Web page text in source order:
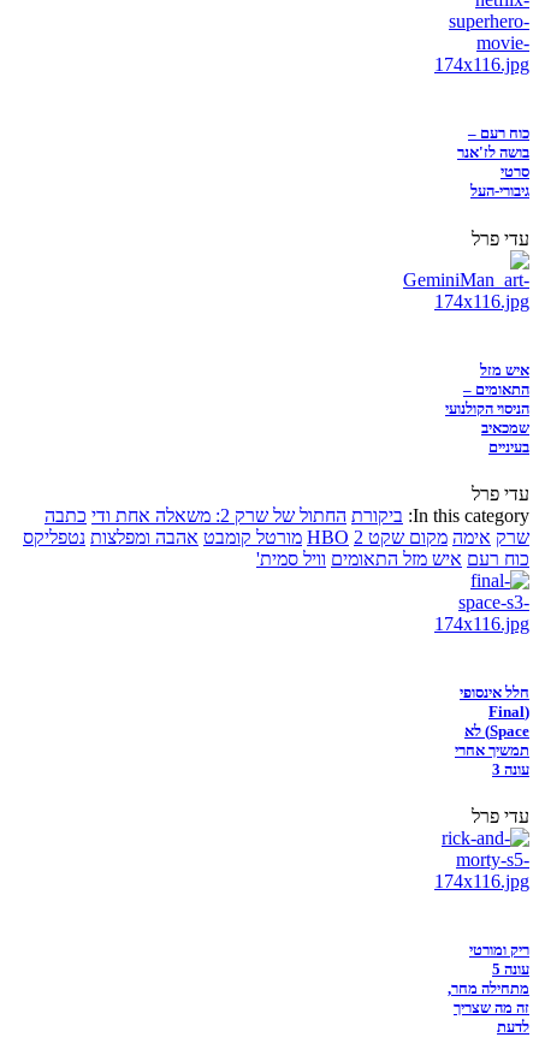
כוח רעם –
בושה לז'אנר
סרטי
גיבורי-העל
עדי פרל
איש מזל
התאומים –
הניסוי הקולנועי
שמכאיב
בעיניים
עדי פרל
In this category: ביקורת החתול של שרק 2: משאלה אחת ודי
כתבה
שרק אימה מקום שקט 2 HBO מורטל קומבט אהבה ומפלצות נטפליקס
כוח רעם איש מזל התאומים וויל סמית'
חלל אינסופי
(Final
Space) לא
תמשיך אחרי
עונה 3
עדי פרל
ריק ומורטי
עונה 5
מתחילה מחר,
זה מה שצריך
לדעת